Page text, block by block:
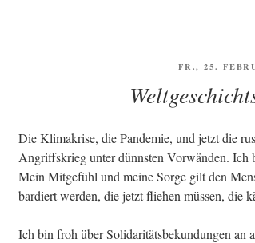
FR., 25.
Die Kli­ma­kri­se, die Pan­de­mie, und jetzt die
Angriffs­krieg unter dünns­ten Vor­wän­den. Ich
Mein Mit­ge­fühl und mei­ne Sor­ge gilt den
bar­diert wer­den, die jetzt flie­hen müs­sen, die
Ich bin froh über Soli­da­ri­täts­be­kun­dun­gen an